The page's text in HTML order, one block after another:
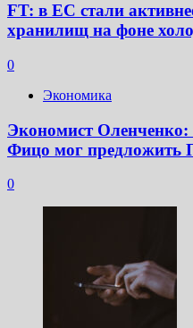
FT: в ЕС стали
хранилищ на фоне
0
Экономика
Экономист Оленченко:
Фицо мог предложить
0